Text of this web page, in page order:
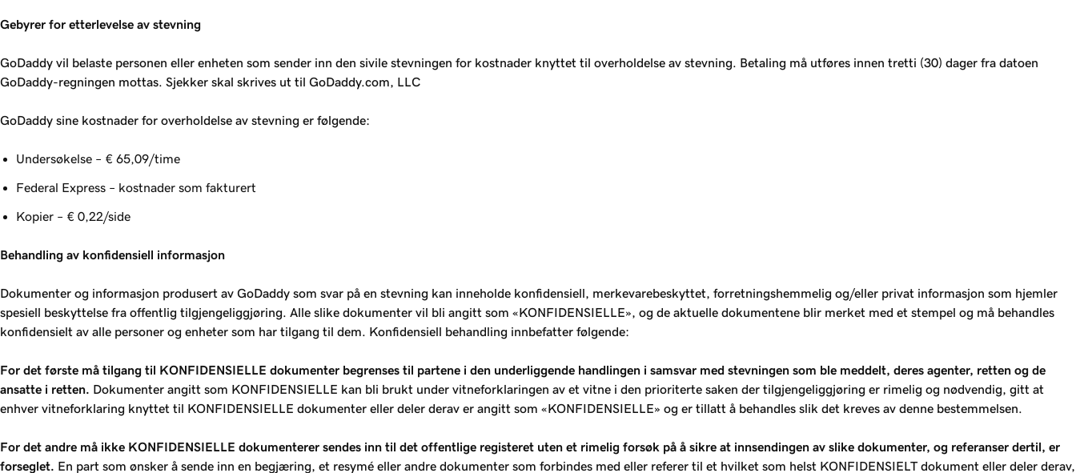
Gebyrer for etterlevelse av stevning
GoDaddy vil belaste personen eller enheten som sender inn den sivile stevningen for kostnader knyttet til overholdelse av stevning. Betaling må utføres innen tretti (30) dager fra datoen
GoDaddy-regningen mottas. Sjekker skal skrives ut til GoDaddy.com, LLC
GoDaddy sine kostnader for overholdelse av stevning er følgende:
Undersøkelse – € 65,09/time
Federal Express – kostnader som fakturert
Kopier – € 0,22/side
Behandling av konfidensiell informasjon
Dokumenter og informasjon produsert av GoDaddy som svar på en stevning kan inneholde konfidensiell, merkevarebeskyttet, forretningshemmelig og/eller privat informasjon som hjemler
spesiell beskyttelse fra offentlig tilgjengeliggjøring. Alle slike dokumenter vil bli angitt som «KONFIDENSIELLE», og de aktuelle dokumentene blir merket med et stempel og må behandles
konfidensielt av alle personer og enheter som har tilgang til dem. Konfidensiell behandling innbefatter følgende:
For det første må tilgang til KONFIDENSIELLE dokumenter begrenses til partene i den underliggende handlingen i samsvar med stevningen som ble meddelt, deres agenter, retten og de
ansatte i retten. Dokumenter angitt som KONFIDENSIELLE kan bli brukt under vitneforklaringen av et vitne i den prioriterte saken der tilgjengeliggjøring er rimelig og nødvendig, gitt at
enhver vitneforklaring knyttet til KONFIDENSIELLE dokumenter eller deler derav er angitt som «KONFIDENSIELLE» og er tillatt å behandles slik det kreves av denne bestemmelsen.
For det andre må ikke KONFIDENSIELLE dokumenterer sendes inn til det offentlige registeret uten et rimelig forsøk på å sikre at innsendingen av slike dokumenter, og referanser dertil, er
forseglet. En part som ønsker å sende inn en begjæring, et resymé eller andre dokumenter som forbindes med eller referer til et hvilket som helst KONFIDENSIELT dokument eller deler derav,